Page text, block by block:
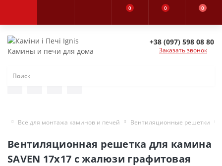
0 0 0
Камины и печи для дома
+38 (097) 598 08 80
Заказать звонок
Всё для монтажа каминов и печей Вентиляционные решетки
Вентиляционная решетка для камина
SAVEN 17х17 с жалюзи графитовая